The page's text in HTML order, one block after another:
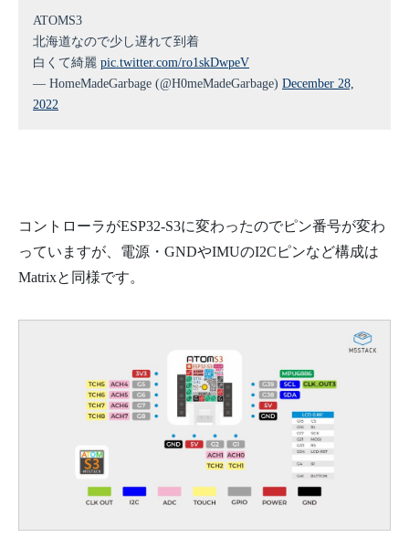
ATOMS3
北海道なので少し遅れて到着
白くて綺麗 pic.twitter.com/ro1skDwpeV
— HomeMadeGarbage (@H0meMadeGarbage) December 28,
2022
コントローラがESP32-S3に変わったのでピン番号が変わ
っていますが、電源・GNDやIMUのI2Cピンなど構成は
Matrixと同様です。